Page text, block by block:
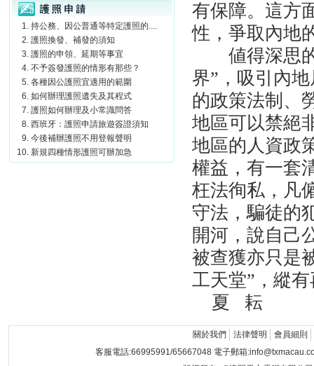
有保障。這方
性，爭取內地
値得深思
界” ，吸引內
的政策法制、
地區可以禁絕
地區的人資政
權益，有一套
枉法徇私，凡
守法，騙徒的
開河，說自己
被查獲亦只是
工天堂” ，縱
夏
耘
持公務、因公普通等特定護照的....
護照換發、補發的須知
護照的申領、延期等事宜
不予簽發護照的情形有那些？
各種因公護照宜適用的範圍
如何辦理護照遺失及其程式
護照如何辦理及小常識問答
西班牙：護照申請旅遊簽證須知
今後補辦護照不用登報聲明
新規四種情形護照可辦加急
關於我們 法律聲明
會員細則
客服電話:66995991/65667048 電子郵箱